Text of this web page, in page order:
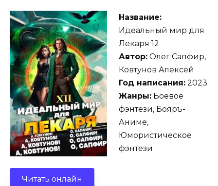
Название:
Идеальный мир для
Лекаря 12
Автор: Олег Сапфир,
Ковтунов Алексей
Год написания: 2023
Жанры: Боевое
фэнтези, Бояръ-
Аниме,
Юмористическое
фэнтези
Читать онлайн